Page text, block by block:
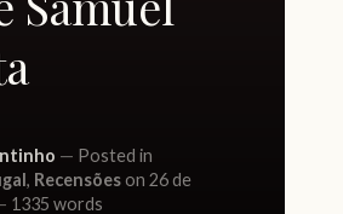
Posted in
, Recensões on 26 de
1335 words